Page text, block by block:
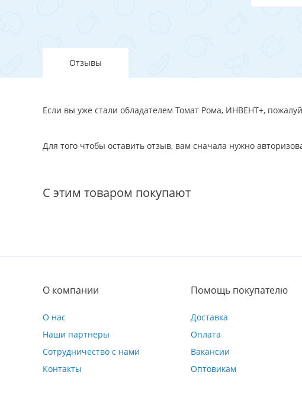
Отзывы
Если вы уже стали обладателем Томат Рома, ИНВЕНТ+,
Для того чтобы оставить отзыв, вам сначала нужно
С этим товаром покупают
О компании
О нас
Наши партнеры
Сотрудничество с нами
Контакты
Помощь покупателю
Доставка
Оплата
Вакансии
Оптовикам